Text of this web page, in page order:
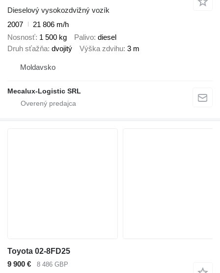
Dieselový vysokozdvižný vozík
2007
21 806 m/h
Nosnosť 1 500 kg Palivo diesel
Druh sťažňa dvojitý Výška zdvihu 3 m
Moldavsko
Mecalux-Logistic SRL
Toyota 02-8FD25
9 900 €
8 486 GBP